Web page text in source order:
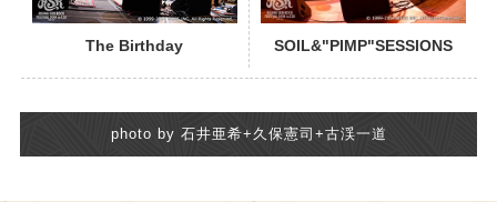
The Birthday SOIL&"PIMP"SESSIONS
photo by 石井亜希+久保憲司+古渓一道